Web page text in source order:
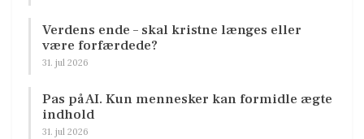
Verdens ende – skal kristne længes eller
være forfærdede?
31. jul 2026
Pas på AI. Kun mennesker kan formidle ægte
indhold
31. jul 2026